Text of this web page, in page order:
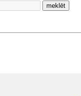
meklēt